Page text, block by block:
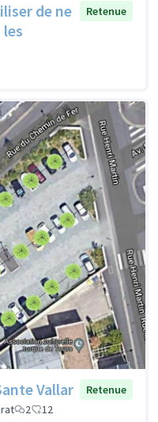
de ne
Retenue
Vallar
Retenue
2 12